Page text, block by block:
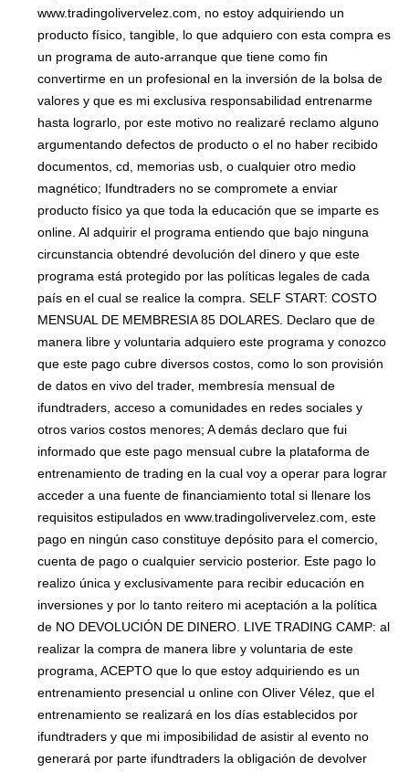
www.tradingolivervelez.com, no estoy adquiriendo un
producto físico, tangible, lo que adquiero con esta compra es
un programa de auto-arranque que tiene como fin
convertirme en un profesional en la inversión de la bolsa de
valores y que es mi exclusiva responsabilidad entrenarme
hasta lograrlo, por este motivo no realizaré reclamo alguno
argumentando defectos de producto o el no haber recibido
documentos, cd, memorias usb, o cualquier otro medio
magnético; Ifundtraders no se compromete a enviar
producto físico ya que toda la educación que se imparte es
online. Al adquirir el programa entiendo que bajo ninguna
circunstancia obtendré devolución del dinero y que este
programa está protegido por las políticas legales de cada
país en el cual se realice la compra. SELF START: COSTO
MENSUAL DE MEMBRESIA 85 DOLARES. Declaro que de
manera libre y voluntaria adquiero este programa y conozco
que este pago cubre diversos costos, como lo son provisión
de datos en vivo del trader, membresía mensual de
ifundtraders, acceso a comunidades en redes sociales y
otros varios costos menores; A demás declaro que fui
informado que este pago mensual cubre la plataforma de
entrenamiento de trading en la cual voy a operar para lograr
acceder a una fuente de financiamiento total si llenare los
requisitos estipulados en www.tradingolivervelez.com, este
pago en ningún caso constituye depósito para el comercio,
cuenta de pago o cualquier servicio posterior. Este pago lo
realizo única y exclusivamente para recibir educación en
inversiones y por lo tanto reitero mi aceptación a la política
de NO DEVOLUCIÓN DE DINERO. LIVE TRADING CAMP: al
realizar la compra de manera libre y voluntaria de este
programa, ACEPTO que lo que estoy adquiriendo es un
entrenamiento presencial u online con Oliver Vélez, que el
entrenamiento se realizará en los días establecidos por
ifundtraders y que mi imposibilidad de asistir al evento no
generará por parte ifundtraders la obligación de devolver